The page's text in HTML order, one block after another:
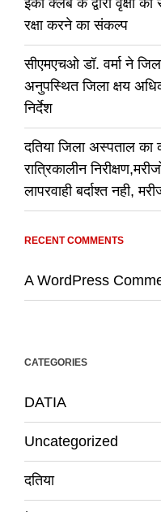
इको क्लब के द्वारा वृक्षों को
रक्षा करने का संकल्प
सीएमएचओ डॉ. वर्मा ने
अनुपस्थित जिला क्षय
निर्देश
दतिया जिला अस्पताल
रात्रिकालीन
लापरवाही बर्दाश्त नही,
RECENT COMMENTS
A WordPress
CATEGORIES
DATIA
Uncategorized
दतिया